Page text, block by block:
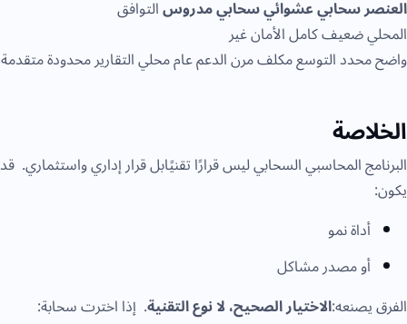
سحابي عشوائي سحابي مدروسالتوافق
ضعيف كامل الأمان غير
محدد التوسع مكلف مرن الدعم عام محلي التقارير محدودة متقدمة
المحاسبي السحابي ليس قرارًا تقنيًابل قرار إداري واستثماري. قد
أداة نمو
أو مصدر مشاكل
يصنعه:الاختيار الصحيح، لا نوع التقنية. إذا اخترت سحابة: